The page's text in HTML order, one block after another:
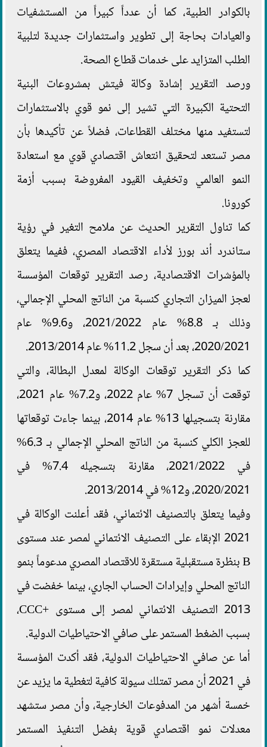
بالكوادر الطبية، كما أن عدداً كبيراً من المستشفيات
والعيادات بحاجة إلى تطوير واستثمارات جديدة لتلبية
الطلب المتزايد على خدمات قطاع الصحة.
ورصد التقرير إشادة وكالة فيتش بمشروعات البنية
التحتية الكبيرة التي تشير إلى نمو قوي بالاستثمارات
لتستفيد منها مختلف القطاعات، فضلاً عن تأكيدها بأن
مصر تستعد لتحقيق انتعاش اقتصادي قوي مع استعادة
النمو العالمي وتخفيف القيود المفروضة بسبب أزمة
كورونا.
كما تناول التقرير الحديث عن ملامح التغير في رؤية
ستاندرد أند بورز لأداء الاقتصاد المصري، ففيما يتعلق
بالمؤشرات الاقتصادية، رصد التقرير توقعات المؤسسة
لعجز الميزان التجاري كنسبة من الناتج المحلي الإجمالي،
وذلك بـ 8.8% عام 2021/2022، و9.6% عام
2020/2021، بعد أن سجل 11.2% عام 2013/2014.
كما ذكر التقرير توقعات الوكالة لمعدل البطالة، والتي
توقعت أن تسجل 7% عام 2022، و7.2% عام 2021،
مقارنة بتسجيلها 13% عام 2014، بينما جاءت توقعاتها
للعجز الكلي كنسبة من الناتج المحلي الإجمالي بـ 6.3%
في 2021/2022، مقارنة بتسجيله 7.4% في
2020/2021، و12% في 2013/2014.
وفيما يتعلق بالتصنيف الائتماني، فقد أعلنت الوكالة في
2021 الإبقاء على التصنيف الائتماني لمصر عند مستوى
B بنظرة مستقبلية مستقرة للاقتصاد المصري مدعوماً بنمو
الناتج المحلي وإيرادات الحساب الجاري، بينما خفضت في
2013 التصنيف الائتماني لمصر إلى مستوى +CCC،
بسبب الضغط المستمر على صافي الاحتياطيات الدولية.
أما عن صافي الاحتياطيات الدولية، فقد أكدت المؤسسة
في 2021 أن مصر تمتلك سيولة كافية لتغطية ما يزيد عن
خمسة أشهر من المدفوعات الخارجية، وأن مصر ستشهد
معدلات نمو اقتصادي قوية بفضل التنفيذ المستمر